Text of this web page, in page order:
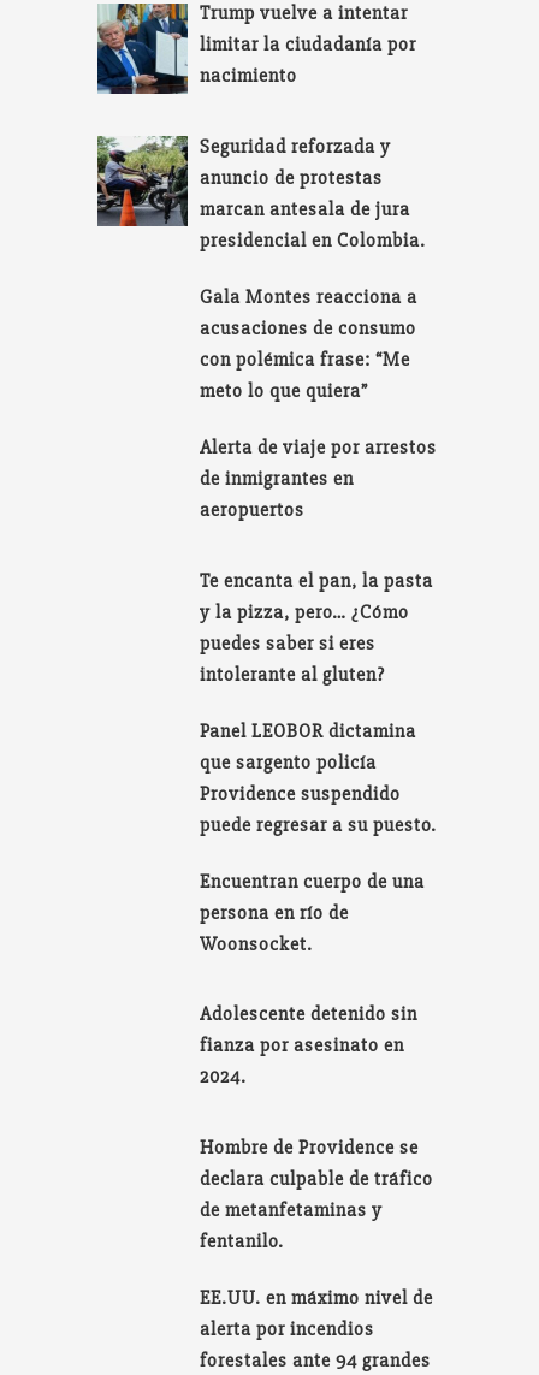
Trump vuelve a intentar
limitar la ciudadanía por
nacimiento
Seguridad reforzada y
anuncio de protestas
marcan antesala de jura
presidencial en Colombia.
Gala Montes reacciona a
acusaciones de consumo
con polémica frase: “Me
meto lo que quiera”
Alerta de viaje por arrestos
de inmigrantes en
aeropuertos
Te encanta el pan, la pasta
y la pizza, pero… ¿Cómo
puedes saber si eres
intolerante al gluten?
Panel LEOBOR dictamina
que sargento policía
Providence suspendido
puede regresar a su puesto.
Encuentran cuerpo de una
persona en río de
Woonsocket.
Adolescente detenido sin
fianza por asesinato en
2024.
Hombre de Providence se
declara culpable de tráfico
de metanfetaminas y
fentanilo.
EE.UU. en máximo nivel de
alerta por incendios
forestales ante 94 grandes